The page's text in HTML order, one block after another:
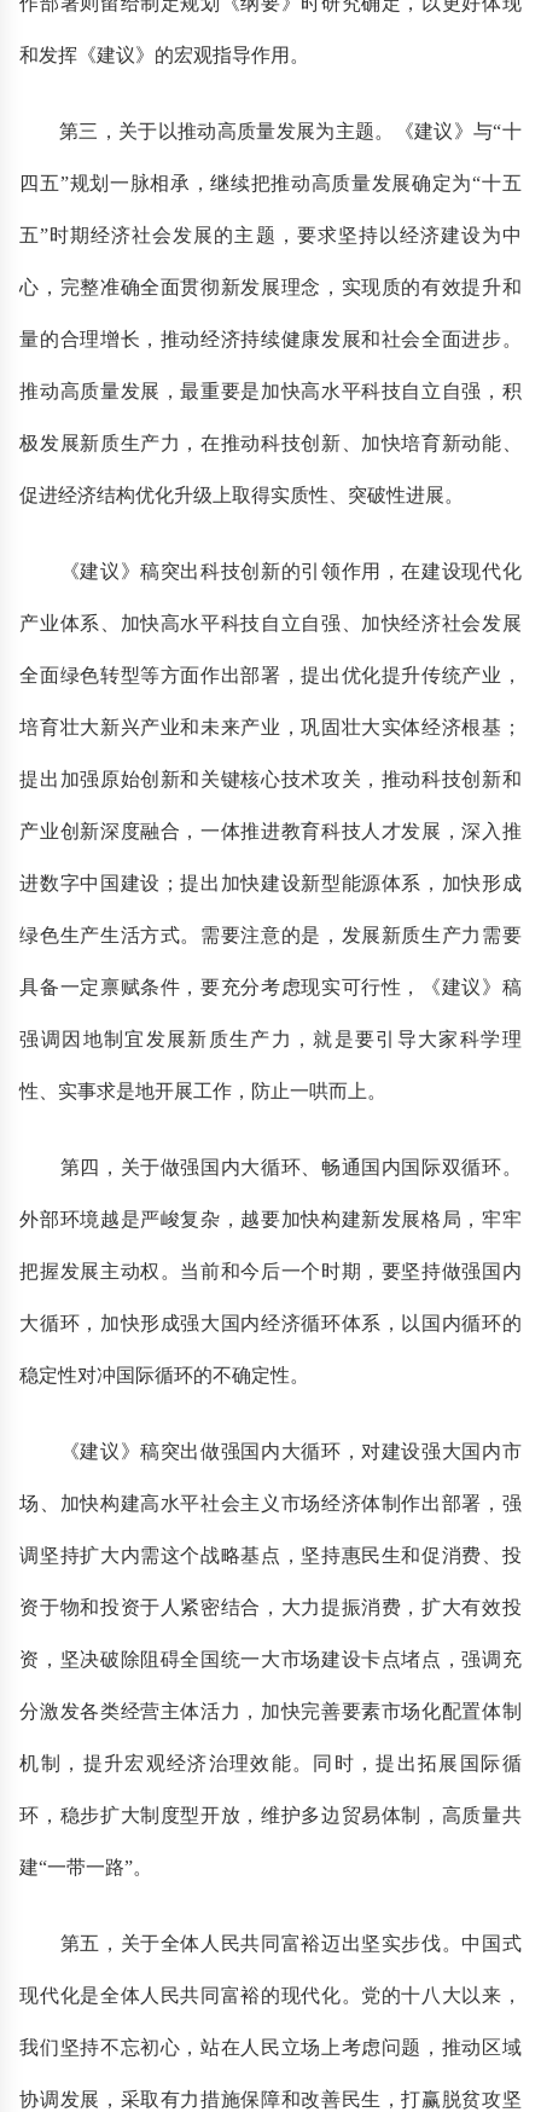
和发挥《建议》的宏观指导作用。
第三，关于以推动高质量发展为主题。《建议》与“十
四五”规划一脉相承，继续把推动高质量发展确定为“十五
五”时期经济社会发展的主题，要求坚持以经济建设为中
心，完整准确全面贯彻新发展理念，实现质的有效提升和
量的合理增长，推动经济持续健康发展和社会全面进步。
推动高质量发展，最重要是加快高水平科技自立自强，积
极发展新质生产力，在推动科技创新、加快培育新动能、
促进经济结构优化升级上取得实质性、突破性进展。
《建议》稿突出科技创新的引领作用，在建设现代化
产业体系、加快高水平科技自立自强、加快经济社会发展
全面绿色转型等方面作出部署，提出优化提升传统产业，
培育壮大新兴产业和未来产业，巩固壮大实体经济根基；
提出加强原始创新和关键核心技术攻关，推动科技创新和
产业创新深度融合，一体推进教育科技人才发展，深入推
进数字中国建设；提出加快建设新型能源体系，加快形成
绿色生产生活方式。需要注意的是，发展新质生产力需要
具备一定禀赋条件，要充分考虑现实可行性，《建议》稿
强调因地制宜发展新质生产力，就是要引导大家科学理
性、实事求是地开展工作，防止一哄而上。
第四，关于做强国内大循环、畅通国内国际双循环。
外部环境越是严峻复杂，越要加快构建新发展格局，牢牢
把握发展主动权。当前和今后一个时期，要坚持做强国内
大循环，加快形成强大国内经济循环体系，以国内循环的
稳定性对冲国际循环的不确定性。
《建议》稿突出做强国内大循环，对建设强大国内市
场、加快构建高水平社会主义市场经济体制作出部署，强
调坚持扩大内需这个战略基点，坚持惠民生和促消费、投
资于物和投资于人紧密结合，大力提振消费，扩大有效投
资，坚决破除阻碍全国统一大市场建设卡点堵点，强调充
分激发各类经营主体活力，加快完善要素市场化配置体制
机制，提升宏观经济治理效能。同时，提出拓展国际循
环，稳步扩大制度型开放，维护多边贸易体制，高质量共
建“一带一路”。
第五，关于全体人民共同富裕迈出坚实步伐。中国式
现代化是全体人民共同富裕的现代化。党的十八大以来，
我们坚持不忘初心，站在人民立场上考虑问题，推动区域
协调发展，采取有力措施保障和改善民生，打赢脱贫攻坚